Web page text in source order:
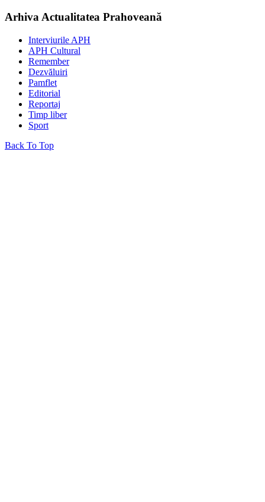
Arhiva Actualitatea Prahoveană
Interviurile APH
APH Cultural
Remember
Dezvăluiri
Pamflet
Editorial
Reportaj
Timp liber
Sport
Back To Top